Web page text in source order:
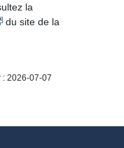
la
du site de la
: 2026-07-07